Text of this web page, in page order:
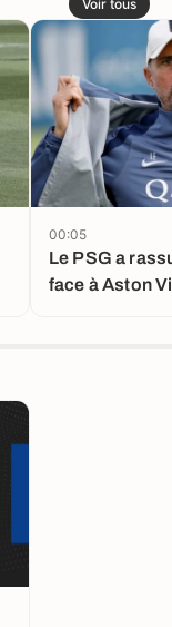
Voir tous
Le PSG a
face à Aston
00:05